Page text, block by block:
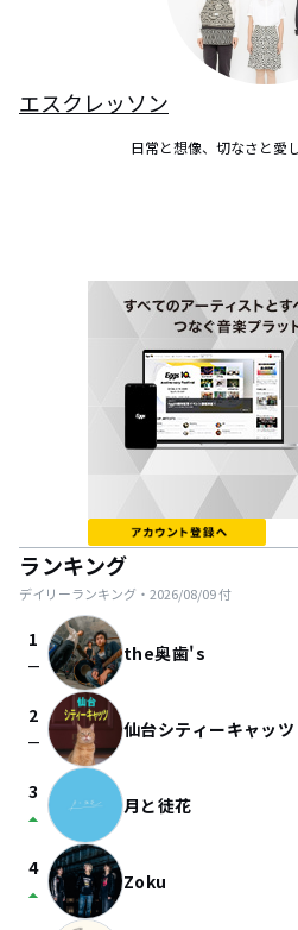
エスクレッソン
日常と想像、切なさと愛
ランキング
デイリーランキング・ 2026/08/09付
1
check_indeterminate_small the奥歯's
2
check_indeterminate_small 仙台シティーキャッツ
3
arrow_drop_up 月と徒花
4
arrow_drop_up Zoku